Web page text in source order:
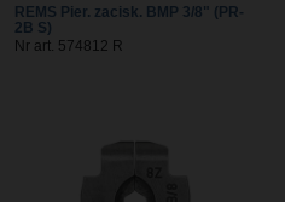
REMS Pier. zacisk. BMP 3/8" (PR-
2B S)
Nr art. 574812 R